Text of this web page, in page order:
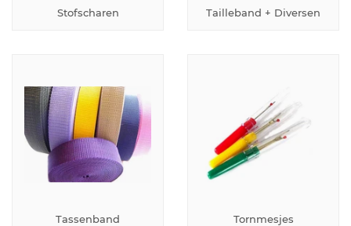
Stofscharen Tailleband + Diversen
Tassenband Tornmesjes